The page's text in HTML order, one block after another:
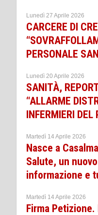
Lunedì 27 Aprile 2026
CARCERE DI
PERSONALE
Lunedì 20 Aprile 2026
SANITÀ,
“ALLARME
INFERMIERI DEL
Martedì 14 Aprile 2026
Nasce a
Salute, un
informazione e
Martedì 14 Aprile 2026
Firma